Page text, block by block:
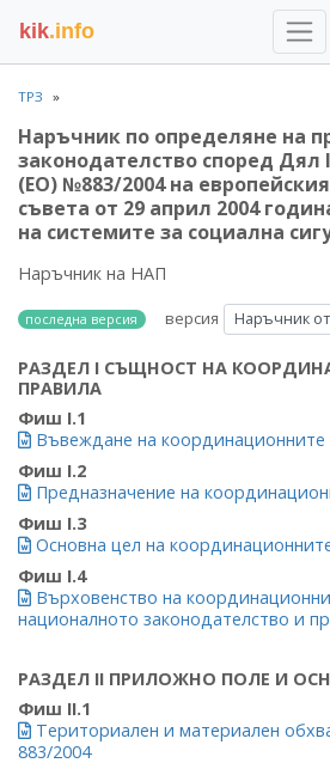
kik.info
ТРЗ
Наръчник по определяне на
законодателство според Дял
(ЕО) №883/2004 на
съвета от 29 април 2004
на системите за социална
Наръчник на НАП
последна версия версия Наръчник от
РАЗДЕЛ I СЪЩНОСТ НА
ПРАВИЛА
Фиш I.1
Въвеждане на координационните
Фиш I.2
Предназначение на
Фиш I.3
Основна цел на
Фиш I.4
Върховенство на
националното законодателство и
РАЗДЕЛ II ПРИЛОЖНО ПОЛЕ И
Фиш II.1
Териториален и материален
883/2004